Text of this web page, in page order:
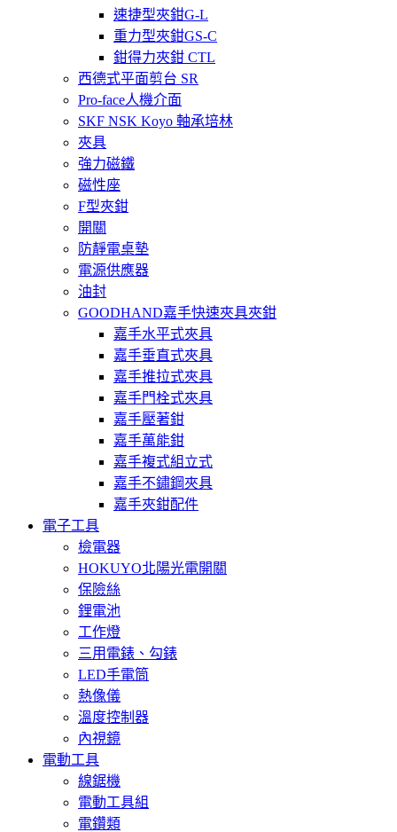
速捷型夾鉗G-L
重力型夾鉗GS-C
鉗得力夾鉗 CTL
西德式平面剪台 SR
Pro-face人機介面
SKF NSK Koyo 軸承培林
夾具
強力磁鐵
磁性座
F型夾鉗
開關
防靜電桌墊
電源供應器
油封
GOODHAND嘉手快速夾具夾鉗
嘉手水平式夾具
嘉手垂直式夾具
嘉手推拉式夾具
嘉手門栓式夾具
嘉手壓著鉗
嘉手萬能鉗
嘉手複式組立式
嘉手不鏽鋼夾具
嘉手夾鉗配件
電子工具
檢電器
HOKUYO北陽光電開關
保險絲
鋰電池
工作燈
三用電錶、勾錶
LED手電筒
熱像儀
溫度控制器
內視鏡
電動工具
線鋸機
電動工具組
電鑽類